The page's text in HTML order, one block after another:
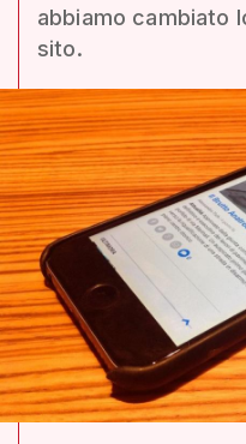
abbiamo cambiato
sito.